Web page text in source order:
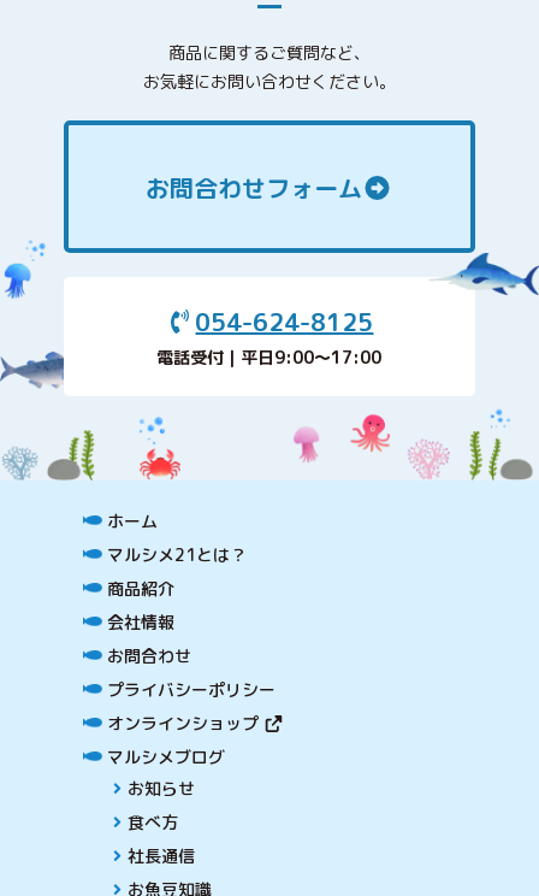
商品に関するご質問など、
お気軽にお問い合わせください。
お問合わせフォーム
054-624-8125
電話受付｜平日9:00〜17:00
ホーム
マルシメ21とは？
商品紹介
会社情報
お問合わせ
プライバシーポリシー
オンラインショップ
マルシメブログ
お知らせ
食べ方
社長通信
お魚豆知識